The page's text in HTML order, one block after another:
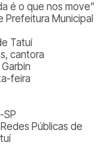
é o que nos move”
Prefeitura Municipal
Tatuí
cantora
feira
SP
Públicas de